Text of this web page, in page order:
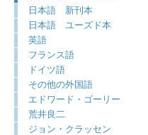
日本語 新刊本
日本語 ユーズド本
英語
フランス語
ドイツ語
その他の外国語
エドワード・ゴーリー
荒井良二
ジョン・クラッセン